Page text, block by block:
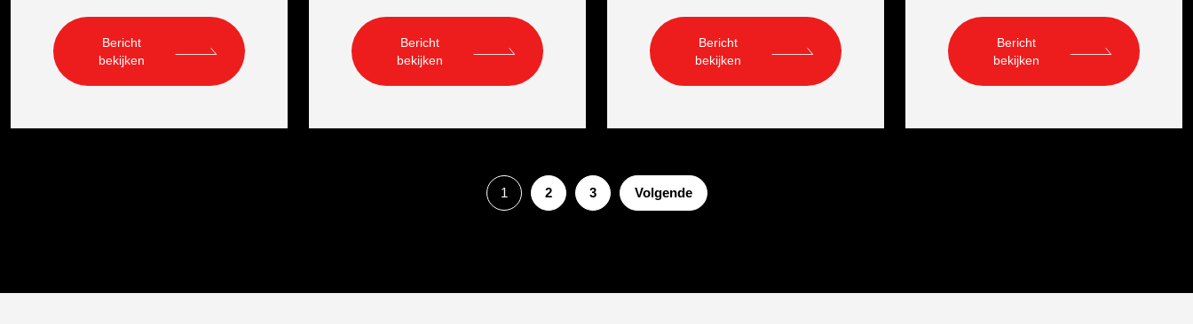
Bericht
bekijken
Bericht
bekijken
Bericht
bekijken
Bericht
bekijken
1 2 3 Volgende